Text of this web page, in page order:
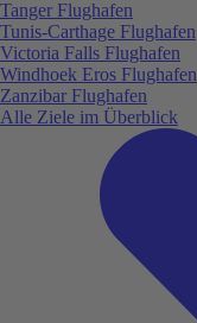
Tanger Flughafen
Tunis-Carthage Flughafen
Victoria Falls Flughafen
Windhoek Eros Flughafen
Zanzibar Flughafen
Alle Ziele im Überblick